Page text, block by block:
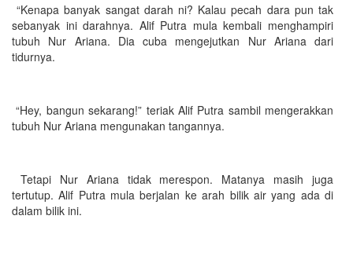
“Kenapa banyak sangat darah ni? Kalau pecah dara pun tak
sebanyak ini darahnya. Alif Putra mula kembali menghampiri
tubuh Nur Ariana. Dia cuba mengejutkan Nur Ariana dari
tidurnya.
“Hey, bangun sekarang!” teriak Alif Putra sambil mengerakkan
tubuh Nur Ariana mengunakan tangannya.
Tetapi Nur Ariana tidak merespon. Matanya masih juga
tertutup. Alif Putra mula berjalan ke arah bilik air yang ada di
dalam bilik ini.